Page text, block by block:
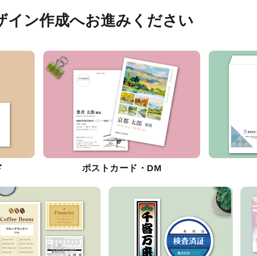
イン作成へお進みください
ポストカード・DM